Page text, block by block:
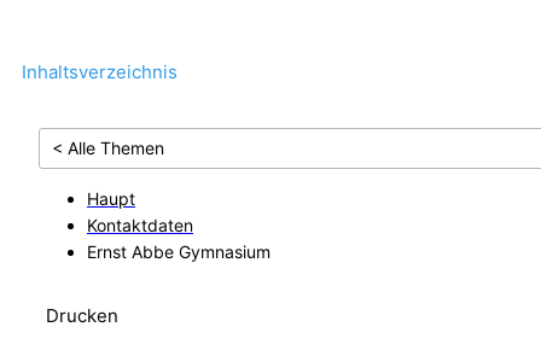
Inhaltsverzeichnis
< Alle Themen
Haupt
Kontaktdaten
Ernst Abbe Gymnasium
Drucken